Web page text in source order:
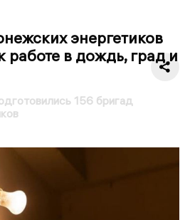
энергетиков
работе в дождь, град и
156 бригад